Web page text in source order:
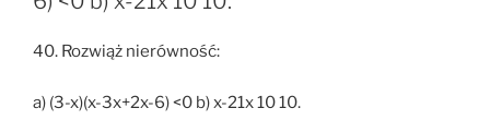
40. Rozwiąż nierówność:
a) (3-x)(x-3x+2x-6) <0 b) x-21x 10 10.